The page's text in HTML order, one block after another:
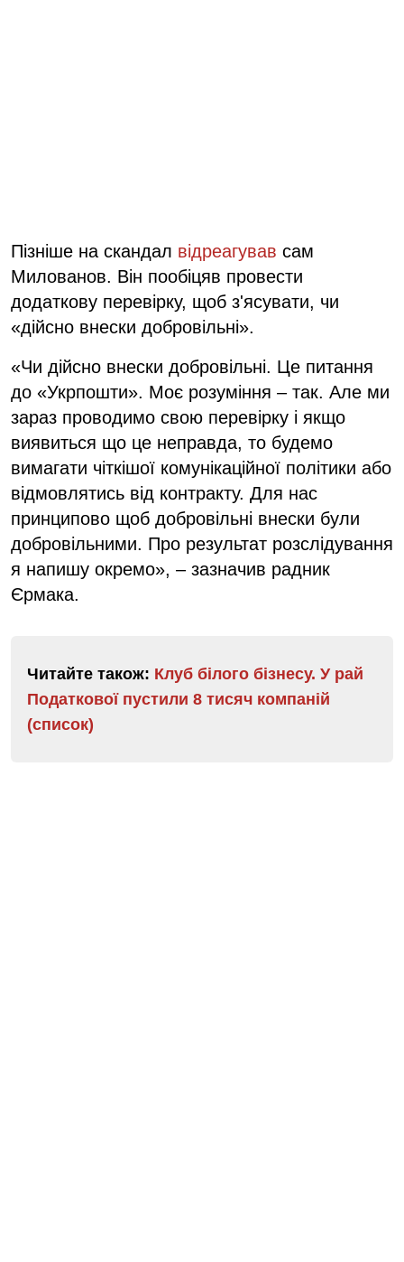
Пізніше на скандал відреагував сам
Милованов. Він пообіцяв провести
додаткову перевірку, щоб з'ясувати, чи
«дійсно внески добровільні».
«Чи дійсно внески добровільні. Це питання
до «Укрпошти». Моє розуміння – так. Але ми
зараз проводимо свою перевірку і якщо
виявиться що це неправда, то будемо
вимагати чіткішої комунікаційної політики або
відмовлятись від контракту. Для нас
принципово щоб добровільні внески були
добровільними. Про результат розслідування
я напишу окремо», – зазначив радник
Єрмака.
Читайте також: Клуб білого бізнесу. У рай
Податкової пустили 8 тисяч компаній
(список)